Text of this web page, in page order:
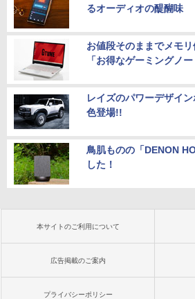
るオーディオの醍醐味
お値段そのままでメモ
「お得なゲーミングノー
レイズのパワーデザイ
色登場!!
鳥肌ものの「DENON
した！
本サイトのご利用について
広告掲載のご案内
プライバシーポリシー